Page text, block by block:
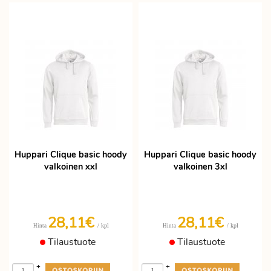
Huppari Clique basic hoody
valkoinen xxl
Hinta 28,11€ / kpl
Tilaustuote
+
Huppari Clique basic hoody
valkoinen 3xl
Hinta 28,11€ / kpl
Tilaustuote
+